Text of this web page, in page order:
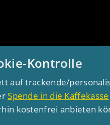
Kontrolle
auf trackende/
Spende in die Kaffekasse
kostenfrei anbieten